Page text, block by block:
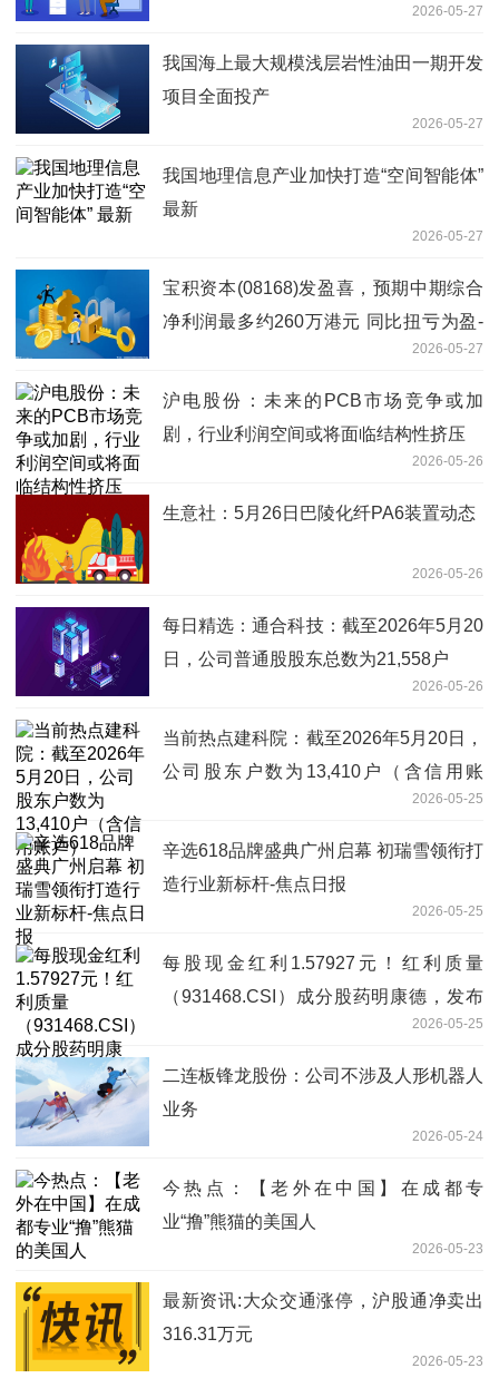
2026-05-27
我国海上最大规模浅层岩性油田一期开发
项目全面投产
2026-05-27
我国地理信息产业加快打造“空间智能体”
最新
2026-05-27
宝积资本(08168)发盈喜，预期中期综合
净利润最多约260万港元 同比扭亏为盈-
2026-05-27
沪电股份：未来的PCB市场竞争或加
剧，行业利润空间或将面临结构性挤压
2026-05-26
生意社：5月26日巴陵化纤PA6装置动态
2026-05-26
每日精选：通合科技：截至2026年5月20
日，公司普通股股东总数为21,558户
2026-05-26
当前热点建科院：截至2026年5月20日，
公司股东户数为13,410户（含信用账
2026-05-25
辛选618品牌盛典广州启幕 初瑞雪领衔打
造行业新标杆-焦点日报
2026-05-25
每股现金红利1.57927元！红利质量
（931468.CSI）成分股药明康德，发布
2026-05-25
二连板锋龙股份：公司不涉及人形机器人
业务
2026-05-24
今热点：【老外在中国】在成都专
业“撸”熊猫的美国人
2026-05-23
最新资讯:大众交通涨停，沪股通净卖出
316.31万元
2026-05-23